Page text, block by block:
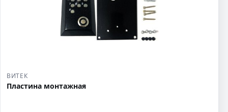
ВИТЕК
Пластина монтажная